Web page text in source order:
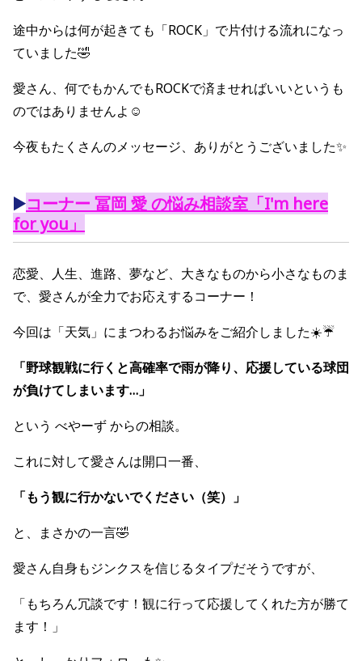
途中からは何が起きても「ROCK」で片付ける流れになっ
ていました🤣
愛さん、何でもかんでもROCKで済ませればいいというも
のではありませんよ☺️
今夜もたくさんのメッセージ、ありがとうございました✨
▶️コーナー 冨岡 愛 の悩み相談室「I'm here
for you」
恋愛、人生、進路、夢など、大きなものから小さなものま
で、愛さんが全力でお応えするコーナー！
今回は「天気」にまつわるお悩みをご紹介しました☀️☔️
「野球観戦に行くと高確率で雨が降り、応援している球団
が負けてしまいます…」
という べやーず からの相談。
これに対して愛さんは開口一番、
「もう観に行かないでください（笑）」
と、まさかの一言🤣
愛さん自身もジンクスを信じるタイプだそうですが、
「もちろん冗談です！観に行って応援してくれた方が勝て
ます！」